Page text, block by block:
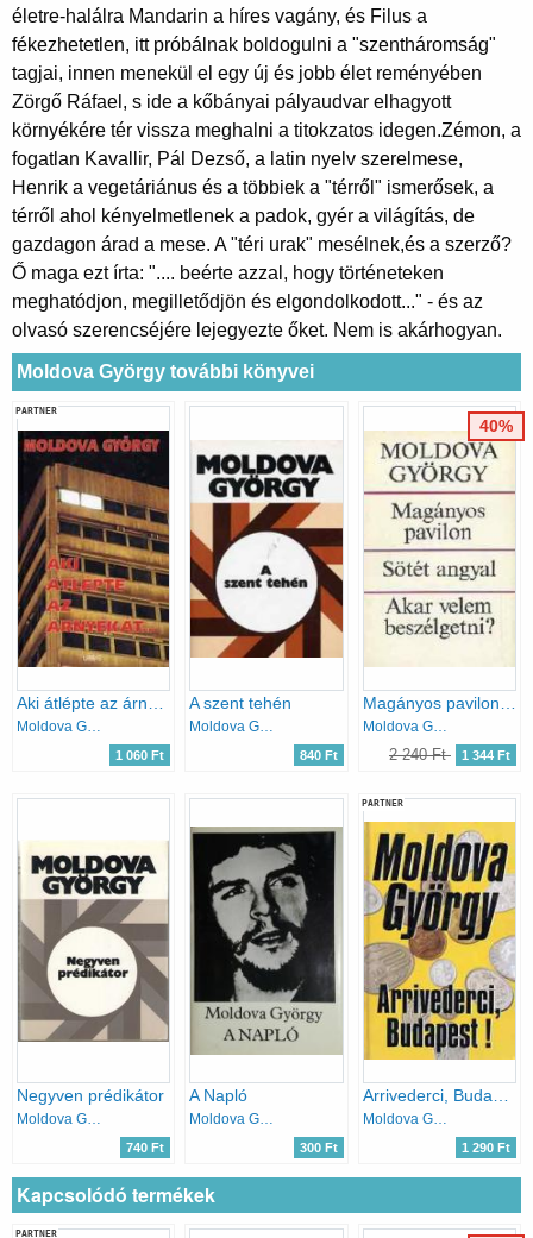
életre-halálra Mandarin a híres vagány, és Filus a
fékezhetetlen, itt próbálnak boldogulni a "szentháromság"
tagjai, innen menekül el egy új és jobb élet reményében
Zörgő Ráfael, s ide a kőbányai pályaudvar elhagyott
környékére tér vissza meghalni a titokzatos idegen.Zémon, a
fogatlan Kavallir, Pál Dezső, a latin nyelv szerelmese,
Henrik a vegetáriánus és a többiek a "térről" ismerősek, a
térről ahol kényelmetlenek a padok, gyér a világítás, de
gazdagon árad a mese. A "téri urak" mesélnek,és a szerző?
Ő maga ezt írta: ".... beérte azzal, hogy történeteken
meghatódjon, megilletődjön és elgondolkodott..." - és az
olvasó szerencséjére lejegyezte őket. Nem is akárhogyan.
Moldova György további könyvei
PARTNER
Aki átlépte az árnyékát...
Moldova György
1 060 Ft
A szent tehén
Moldova György
840 Ft
Magányos pavilon-Sötét angyal-Akar velem beszélgetni?
Moldova György
2 240 Ft 1 344 Ft
40%
Negyven prédikátor
Moldova György
740 Ft
A Napló
Moldova György
300 Ft
PARTNER
Moldova György
1 290 Ft
Kapcsolódó termékek
PARTNER